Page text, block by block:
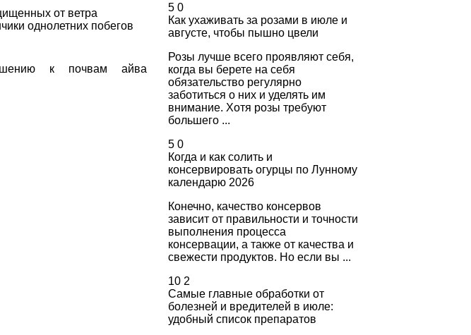
от ветра
однолетних побегов
к почвам айва
5 0
Как ухаживать за розами в июле и
августе, чтобы пышно цвели
Розы лучше всего проявляют себя,
когда вы берете на себя
обязательство регулярно
заботиться о них и уделять им
внимание. Хотя розы требуют
большего ...
5 0
Когда и как солить и
консервировать огурцы по Лунному
календарю 2026
Конечно, качество консервов
зависит от правильности и точности
выполнения процесса
консервации, а также от качества и
свежести продуктов. Но если вы ...
10 2
Самые главные обработки от
болезней и вредителей в июле:
удобный список препаратов